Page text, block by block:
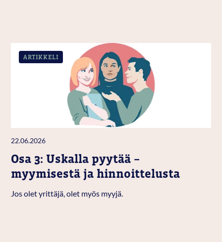
ARTIKKELI
22.06.2026
Osa 3: Uskalla pyytää –
myymisestä ja hinnoittelusta
Jos olet yrittäjä, olet myös myyjä.